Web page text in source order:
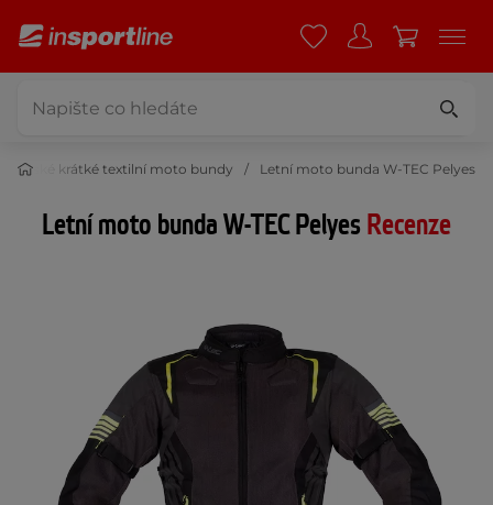
Pánské krátké textilní moto bundy Letní moto bunda W-TEC Pelyes
Letní moto bunda W-TEC Pelyes Recenze